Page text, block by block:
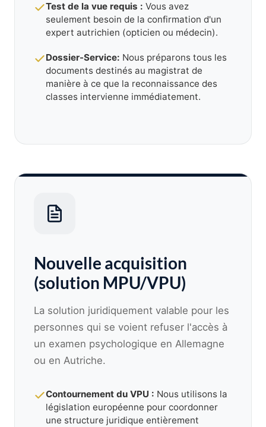
Test de la vue requis : Vous avez
seulement besoin de la confirmation d'un
expert autrichien (opticien ou médecin).
Dossier-Service: Nous préparons tous les
documents destinés au magistrat de
manière à ce que la reconnaissance des
classes intervienne immédiatement.
Nouvelle acquisition
(solution MPU/VPU)
La solution juridiquement valable pour les
personnes qui se voient refuser l'accès à
un examen psychologique en Allemagne
ou en Autriche.
Contournement du VPU : Nous utilisons la
législation européenne pour coordonner
une structure juridique entièrement